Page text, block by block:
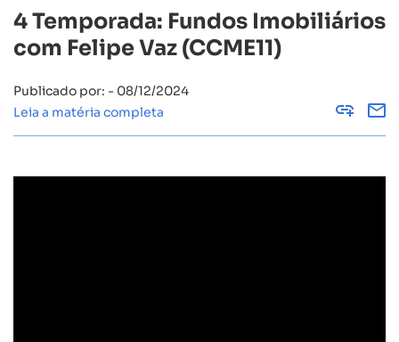
4 Temporada: Fundos Imobiliários
com Felipe Vaz (CCME11)
Publicado por: - 08/12/2024
Leia a matéria completa
Copy